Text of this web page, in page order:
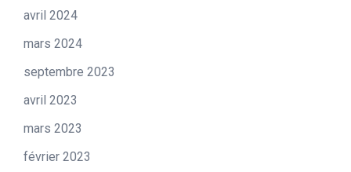
avril 2024
mars 2024
septembre 2023
avril 2023
mars 2023
février 2023